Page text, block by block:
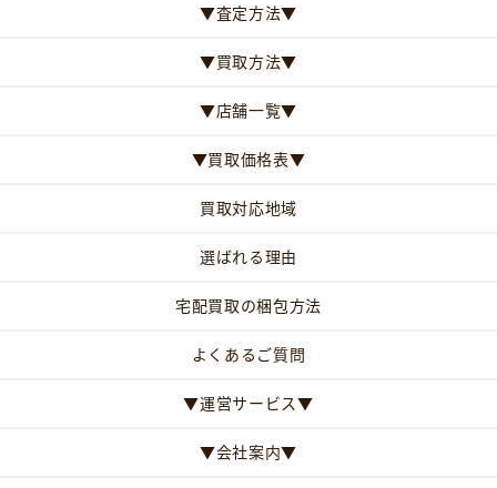
▼査定方法▼
▼買取方法▼
▼店舗一覧▼
▼買取価格表▼
買取対応地域
選ばれる理由
宅配買取の梱包方法
よくあるご質問
▼運営サービス▼
▼会社案内▼